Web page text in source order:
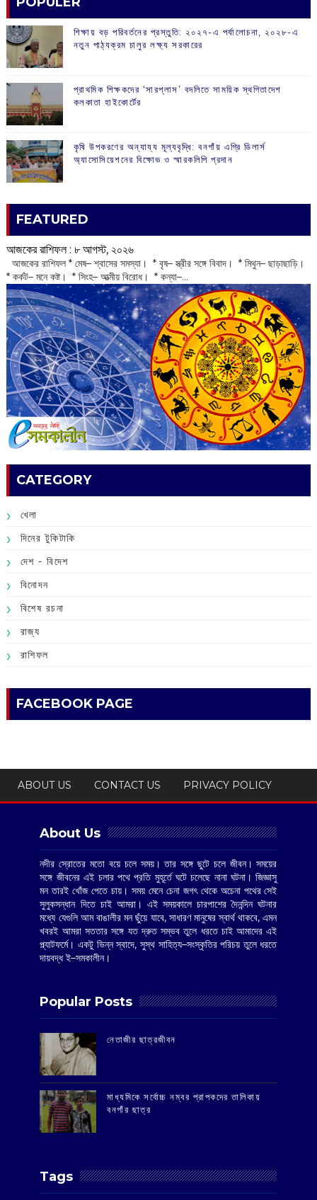
শিক্ষায় বড় পরিবর্তনের প্রস্তুতি: ২০২৭-এ পর্যালোচনা, ২০২৮-এ
নতুন পাঠ্যক্রম চালুর লক্ষ্য সরকারের
প্রাথমিক শিক্ষকদের ‘সারপ্লাস’ বদলিতে সাময়িক স্থগিতাদেশ
কলকাতা হাইকোর্টের
কৃষি উপকরণের অন্যায্য মূল্যবৃদ্ধি: বনগাঁয় এগ্রি ডিলার্স
অ্যাসোসিয়েশনের বিক্ষোভ ও স্মারকলিপি প্রদান
FEATURED
আজকের রাশিফল :‌ ‌‌৮ আগস্ট, ২০২৬
‌ আজকের রাশিফল * মেষ– শ্বাসের সমস্যা। * বৃষ– স্ত্রীর সঙ্গে বিবাদ। * মিথুন– ছাড়াছাড়ি।
* কর্কট– মনে কষ্ট। * সিংহ– আত্মীয় বিরোধ। * কন্যা–...
CATEGORY
খেলা
দিনের টুকিটাকি
দেশ - বিদেশ
বিনোদন
বিশেষ রচনা
রাজ্য
রাশিফল
FACEBOOK PAGE
ABOUT US CONTACT US PRIVACY POLICY
About Us
নদীর স্রোতের মতো বয়ে চলে সময়। তার সঙ্গে ছুটে চলে জীবন। সময়ের
সঙ্গে জীবনের এই চলার পথে প্রতি মুহূর্তে ঘটে চলেছে নানা ঘটনা। জিজ্ঞাসু
মন তারই খোঁজ পেতে চায়। সময় মেনে চেনা জগৎ থেকে অচেনা পথের সেই
সুলুকসন্ধান দিতে চাই আমরা। এই সময়কালে চারপাশের দৈনন্দিন ঘটনার
মধ্যে যেগুলি আম বাঙালীর মন ছুঁয়ে যাবে, সাধারণ মানুষের স্বার্থ থাকবে, এমন
খবরই আমরা সততার সঙ্গে যত দ্রুত সম্ভব তুলে ধরতে চাই আমাদের এই
প্ল্যাটফর্মে। একটু ভিন্ন স্বাদে, সুস্থ সাহিত্য–সংস্কৃতির পরিচয় তুলে ধরতে
দায়বদ্ধ ই–সমকালীন।
Popular Posts
‌নেতাজীর ছাত্রজীবন
মাধ্যমিকে সর্বোচ্চ নম্বর প্রাপকদের তালিকায়
বনগাঁর ছাত্র
Tags